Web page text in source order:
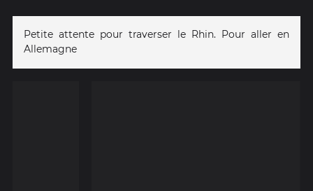
Petite attente pour traverser le Rhin. Pour aller en
Allemagne